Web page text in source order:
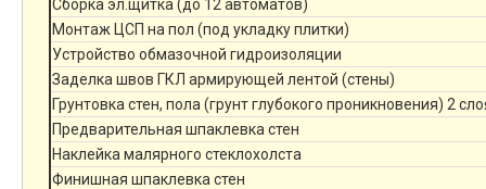
Сборка эл.щитка (до 12 автоматов)
Монтаж ЦСП на пол (под укладку плитки)
Устройство обмазочной гидроизоляции
Заделка швов ГКЛ армирующей лентой (стены)
Грунтовка стен, пола (грунт глубокого проникновения) 2
Предварительная шпаклевка стен
Наклейка малярного стеклохолста
Финишная шпаклевка стен